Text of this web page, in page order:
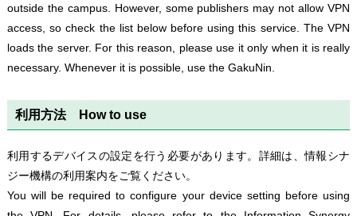
outside the campus. However, some publishers may not allow VPN
access, so check the list below before using this service. The VPN
loads the server. For this reason, please use it only when it is really
necessary. Whenever it is possible, use the GakuNin.
利用方法 How to use
利用するデバイスの設定を行う必要があります。詳細は、情報シナ
ジー機構の利用案内をご覧ください。
You will be required to configure your device setting before using